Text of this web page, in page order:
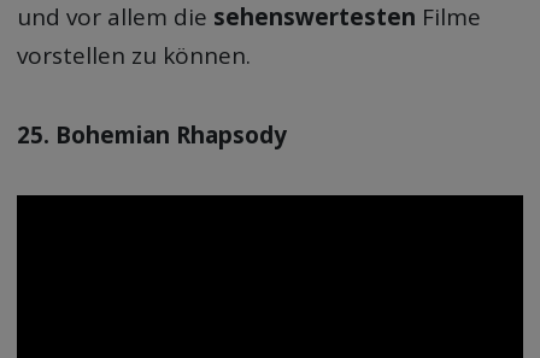
und vor allem die sehenswertesten Filme
vorstellen zu können.
25. Bohemian Rhapsody